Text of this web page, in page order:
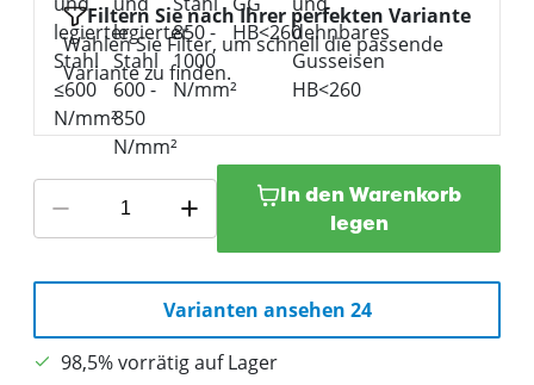
Filtern Sie nach Ihrer perfekten Variante
Wählen Sie Filter, um schnell die passende
Variante zu finden.
In den Warenkorb
legen
Varianten ansehen 24
98,5% vorrätig auf Lager